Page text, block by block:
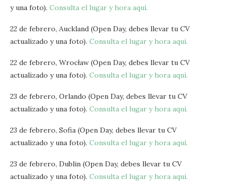
y una foto). Consulta el lugar y hora aquí.
22 de febrero, Auckland (Open Day, debes llevar tu CV
actualizado y una foto). Consulta el lugar y hora aquí.
22 de febrero, Wrocław (Open Day, debes llevar tu CV
actualizado y una foto). Consulta el lugar y hora aquí.
23 de febrero, Orlando (Open Day, debes llevar tu CV
actualizado y una foto). Consulta el lugar y hora aquí.
23 de febrero, Sofia (Open Day, debes llevar tu CV
actualizado y una foto). Consulta el lugar y hora aquí.
23 de febrero, Dublin (Open Day, debes llevar tu CV
actualizado y una foto). Consulta el lugar y hora aquí.